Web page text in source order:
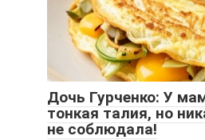
Дочь Гурченко: У
тонкая талия, но
не соблюдала!